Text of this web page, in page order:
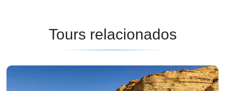
Tours relacionados